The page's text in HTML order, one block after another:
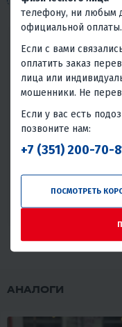
Надёжность
Статистика
покупателей и
товаром.
Без проблем
98.85%
использовании
АНАЛОГИ
телефону, ни любым
официальной оплаты.
Если с вами
оплатить заказ
лица или
мошенники. Не
Если у вас есть
позвоните нам:
+7 (351) 200-70-
ПОСМОТРЕТЬ